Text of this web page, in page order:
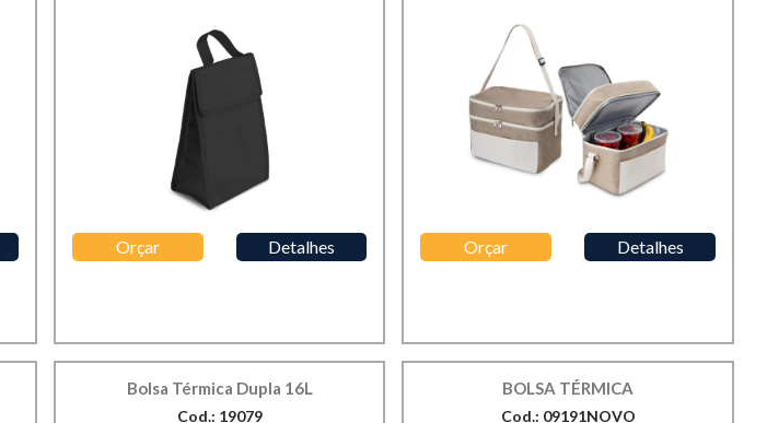
Orçar Detalhes Orçar Detalhes
Bolsa Térmica Dupla 16L
Cod.: 19079
BOLSA TÉRMICA
Cod.: 09191NOVO